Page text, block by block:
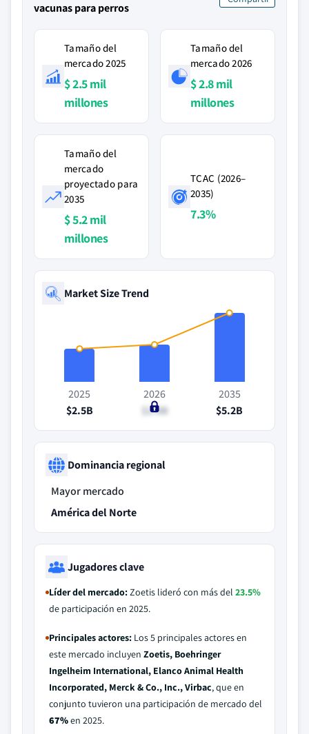
vacunas para perros
Tamaño del
mercado 2025
$ 2.5 mil
millones
Tamaño del
mercado 2026
$ 2.8 mil
millones
Tamaño del
mercado
proyectado para
2035
$ 5.2 mil
millones
TCAC (2026–
2035)
7.3%
Market Size Trend
2025
$2.5B
2026
$2.8B
2035
$5.2B
Dominancia regional
Mayor mercado
América del Norte
Jugadores clave
Líder del mercado:Zoetis lideró con más del 23.5%
de participación en 2025.
Principales actores: Los 5 principales actores en
este mercado incluyen Zoetis, Boehringer
Ingelheim International, Elanco Animal Health
Incorporated, Merck & Co., Inc., Virbac, que en
conjunto tuvieron una participación de mercado del
67%en 2025.